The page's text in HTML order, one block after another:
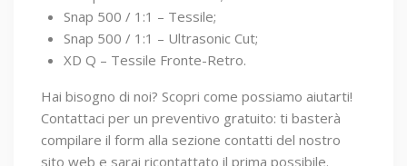
Snap 500 / 1:1 – Tessile;
Snap 500 / 1:1 – Ultrasonic Cut;
XD Q – Tessile Fronte-Retro.
Hai bisogno di noi? Scopri come possiamo aiutarti!
Contattaci per un preventivo gratuito: ti basterà
compilare il form alla sezione contatti del nostro
sito web e sarai ricontattato il prima possibile.